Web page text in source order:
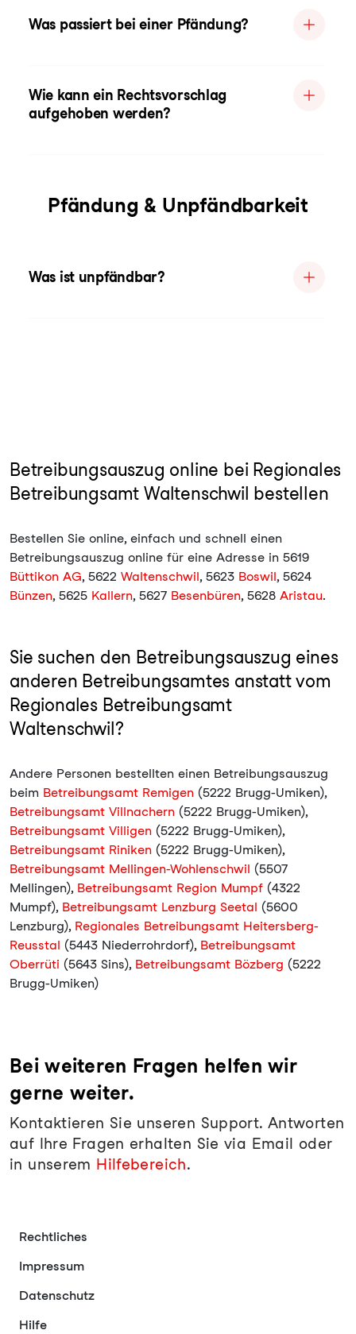
Was passiert bei einer Pfändung?
Wie kann ein Rechtsvorschlag
aufgehoben werden?
Pfändung & Unpfändbarkeit
Was ist unpfändbar?
Betreibungsauszug online bei Regionales
Betreibungsamt Waltenschwil bestellen
Bestellen Sie online, einfach und schnell einen
Betreibungsauszug online für eine Adresse in 5619
Büttikon AG, 5622 Waltenschwil, 5623 Boswil, 5624
Bünzen, 5625 Kallern, 5627 Besenbüren, 5628 Aristau.
Sie suchen den Betreibungsauszug eines
anderen Betreibungsamtes anstatt vom
Regionales Betreibungsamt
Waltenschwil?
Andere Personen bestellten einen Betreibungsauszug
beim Betreibungsamt Remigen (5222 Brugg-Umiken),
Betreibungsamt Villnachern (5222 Brugg-Umiken),
Betreibungsamt Villigen (5222 Brugg-Umiken),
Betreibungsamt Riniken (5222 Brugg-Umiken),
Betreibungsamt Mellingen-Wohlenschwil (5507
Mellingen), Betreibungsamt Region Mumpf (4322
Mumpf), Betreibungsamt Lenzburg Seetal (5600
Lenzburg), Regionales Betreibungsamt Heitersberg-
Reusstal (5443 Niederrohrdorf), Betreibungsamt
Oberrüti (5643 Sins), Betreibungsamt Bözberg (5222
Brugg-Umiken)
Bei weiteren Fragen helfen wir
gerne weiter.
Kontaktieren Sie unseren Support. Antworten
auf Ihre Fragen erhalten Sie via Email oder
in unserem Hilfebereich.
Rechtliches
Impressum
Datenschutz
Hilfe